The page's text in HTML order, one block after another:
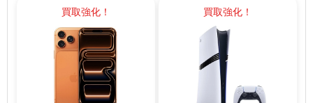
買取強化！ 買取強化！